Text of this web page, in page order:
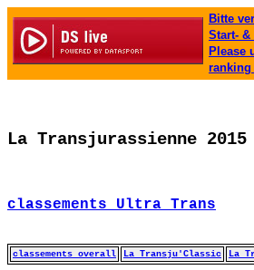
Bitte
Start- &
Please
ranking
La Transjurassienne
classements Ultra Trans
classements overall La Transju'Classic La